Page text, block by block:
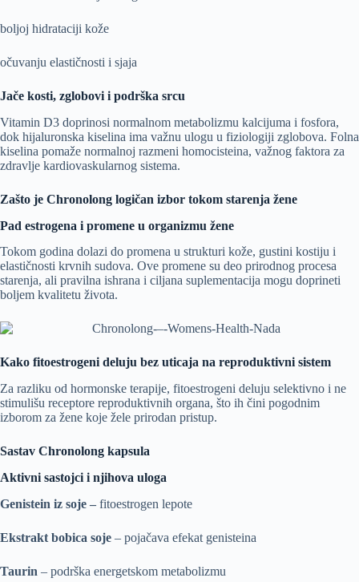
boljoj hidrataciji kože
očuvanju elastičnosti i sjaja
Jače kosti, zglobovi i podrška srcu
Vitamin D3 doprinosi normalnom metabolizmu kalcijuma i fosfora,
dok hijaluronska kiselina ima važnu ulogu u fiziologiji zglobova. Folna
kiselina pomaže normalnoj razmeni homocisteina, važnog faktora za
zdravlje kardiovaskularnog sistema.
Zašto je Chronolong logičan izbor tokom starenja žene
Pad estrogena i promene u organizmu žene
Tokom godina dolazi do promena u strukturi kože, gustini kostiju i
elastičnosti krvnih sudova. Ove promene su deo prirodnog procesa
starenja, ali pravilna ishrana i ciljana suplementacija mogu doprineti
boljem kvalitetu života.
Kako fitoestrogeni deluju bez uticaja na reproduktivni sistem
Za razliku od hormonske terapije, fitoestrogeni deluju selektivno i ne
stimulišu receptore reproduktivnih organa, što ih čini pogodnim
izborom za žene koje žele prirodan pristup.
Sastav Chronolong kapsula
Aktivni sastojci i njihova uloga
Genistein iz soje – fitoestrogen lepote
Ekstrakt bobica soje – pojačava efekat genisteina
Taurin – podrška energetskom metabolizmu